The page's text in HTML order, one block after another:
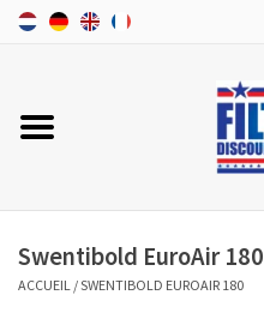
Accueil
FLUX
PROBIOTICA ONDERHOUD
Swentibold EuroAir 180
ACCUEIL /SWENTIBOLD EUROAIR 180